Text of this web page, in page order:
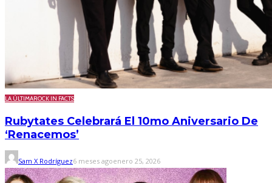
LA ÚLTIMAROCK IN FACTS
Rubytates Celebrará El 10mo Aniversario De
‘Renacemos’
Sam X Rodríguez6 meses agoenero 25, 2026